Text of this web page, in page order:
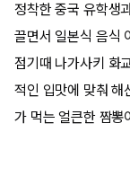
정착한 중국 유학생
끌면서 일본식 음식
점기때 나가사키 화
적인 입맛에 맞춰 해
가 먹는 얼큰한 짬뽕